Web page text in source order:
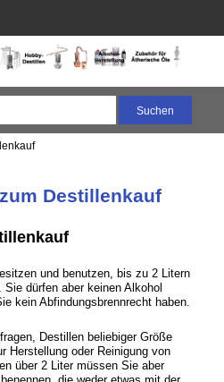
Destillenkauf
und benutzen, bis zu 2 Litern
dürfen aber keinen Alkohol
kein Abfindungsbrennrecht haben.
Destillen beliebiger Größe
Herstellung oder Reinigung von
über 2 Liter müssen Sie aber